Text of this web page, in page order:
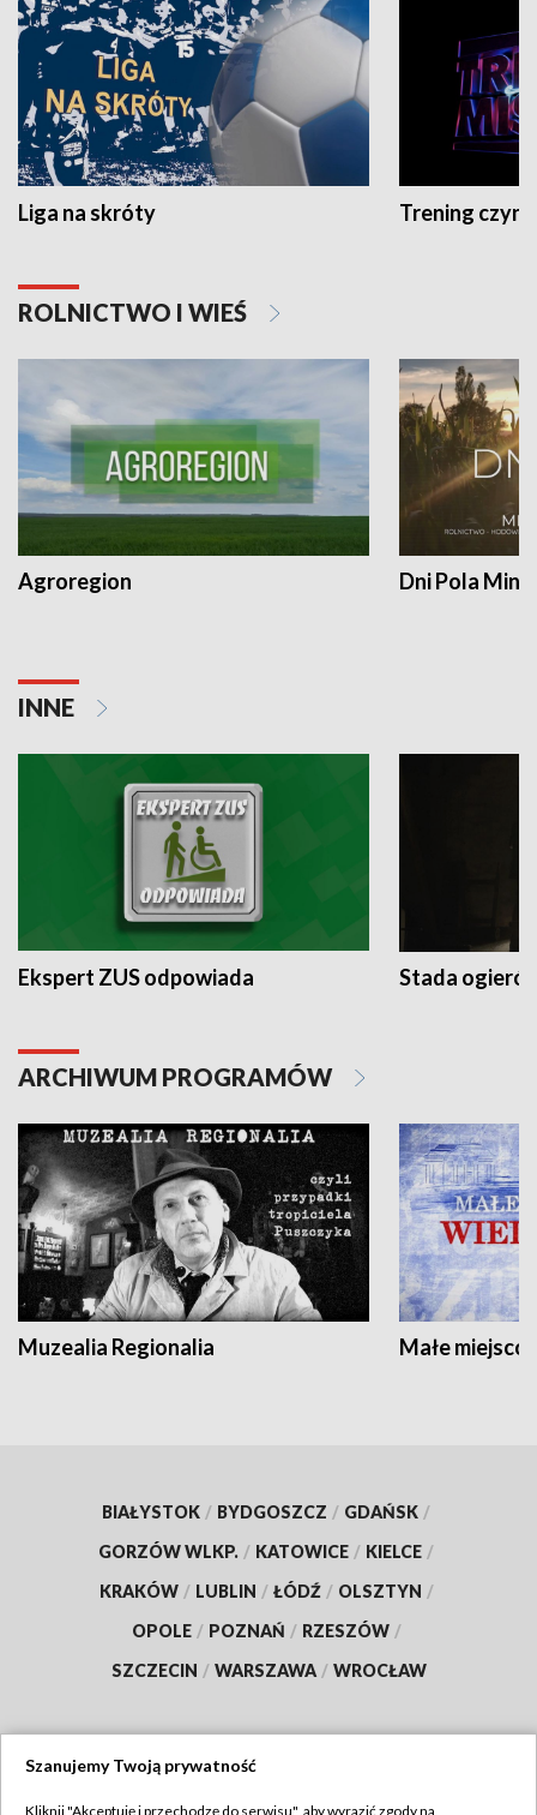
Liga na skróty Trening czyni
ROLNICTWO I WIEŚ
Agroregion Dni Pola
INNE
Ekspert ZUS odpowiada Stada
ARCHIWUM PROGRAMÓW
Muzealia Regionalia Małe
BIAŁYSTOK / BYDGOSZCZ / GDAŃSK /
GORZÓW WLKP. / KATOWICE / KIELCE /
KRAKÓW / LUBLIN / ŁÓDŹ / OLSZTYN /
OPOLE / POZNAŃ / RZESZÓW /
SZCZECIN / WARSZAWA / WROCŁAW
Szanujemy Twoją prywatność
Kliknij "Akceptuję i przechodzę do serwisu", aby wyrazić zgody na